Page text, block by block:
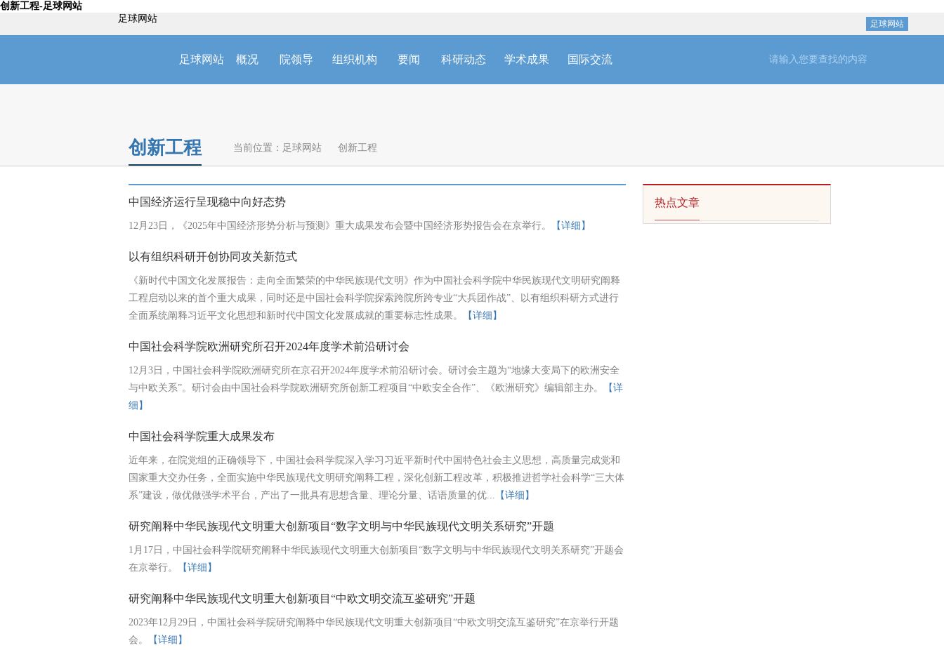
创新工程-足球网站
足球网站
足球网站
足球网站 概况 院领导 组织机构 要闻 科研动态 学术成果 国际交流
创新工程 当前位置： 足球网站 创新工程
中国经济运行呈现稳中向好态势
12月23日，《2025年中国经济形势分析与预测》重大成果发布会暨中国经济形势报告会在京举行。 【详细】
以有组织科研开创协同攻关新范式
《新时代中国文化发展报告：走向全面繁荣的中华民族现代文明》作为中国社会科学院中华民族现代文明研究阐释
工程启动以来的首个重大成果，同时还是中国社会科学院探索跨院所跨专业“大兵团作战”、以有组织科研方式进行
全面系统阐释习近平文化思想和新时代中国文化发展成就的重要标志性成果。
【详细】
中国社会科学院欧洲研究所召开2024年度学术前沿研讨会
12月3日，中国社会科学院欧洲研究所在京召开2024年度学术前沿研讨会。研讨会主题为“地缘大变局下的欧洲安全
与中欧关系”。研讨会由中国社会科学院欧洲研究所创新工程项目“中欧安全合作”、《欧洲研究》编辑部主办。
【详
细】
中国社会科学院重大成果发布
近年来，在院党组的正确领导下，中国社会科学院深入学习习近平新时代中国特色社会主义思想，高质量完成党和
国家重大交办任务，全面实施中华民族现代文明研究阐释工程，深化创新工程改革，积极推进哲学社会科学“三大体
系”建设，做优做强学术平台，产出了一批具有思想含量、理论分量、话语质量的优... 【详细】
研究阐释中华民族现代文明重大创新项目“数字文明与中华民族现代文明关系研究”开题
1月17日，中国社会科学院研究阐释中华民族现代文明重大创新项目“数字文明与中华民族现代文明关系研究”开题会
在京举行。
【详细】
研究阐释中华民族现代文明重大创新项目“中欧文明交流互鉴研究”开题
2023年12月29日，中国社会科学院研究阐释中华民族现代文明重大创新项目“中欧文明交流互鉴研究”在京举行开题
会。
【详细】
热点文章